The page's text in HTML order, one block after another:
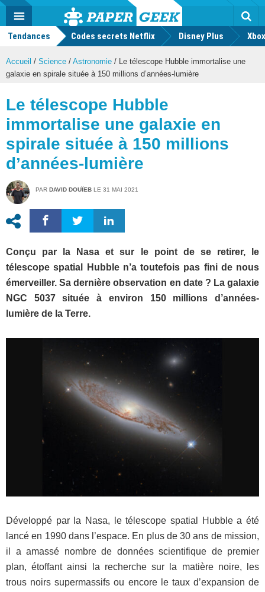
Actu
geek
MENU
Tendances Codes secrets Netflix Disney Plus
Accueil / Science / Astronomie / Le télescope Hubble immortalise une
galaxie en spirale située à 150 millions d’années-lumière
Le télescope Hubble
immortalise une galaxie en
spirale située à 150 millions
d’années-lumière
PAR DAVID DOUÏEB LE 31 MAI 2021
Conçu par la Nasa et sur le point de se retirer, le
télescope spatial Hubble n’a toutefois pas fini de nous
émerveiller. Sa dernière observation en date ? La galaxie
NGC 5037 située à environ 150 millions d’années-
lumière de la Terre.
Développé par la Nasa, le télescope spatial Hubble a été
lancé en 1990 dans l’espace. En plus de 30 ans de mission,
il a amassé nombre de données scientifique de premier
plan, étoffant ainsi la recherche sur la matière noire, les
trous noirs supermassifs ou encore le taux d’expansion de
Mode
FacebookTwitter Youtube